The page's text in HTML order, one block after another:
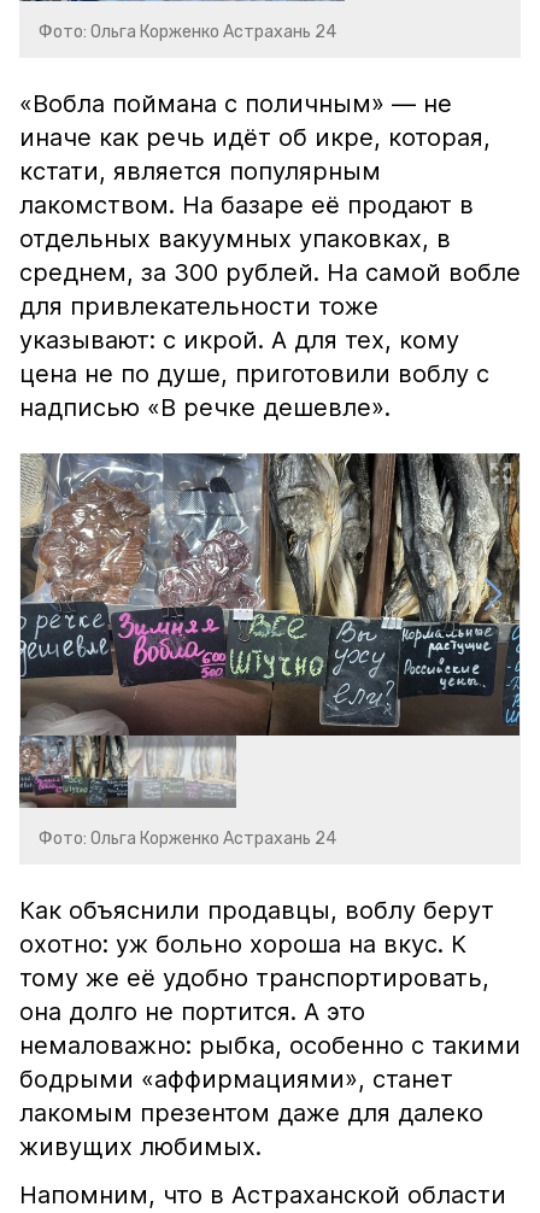
Фото: Ольга Корженко Астрахань 24
«Вобла поймана с поличным» — не
иначе как речь идёт об икре, которая,
кстати, является популярным
лакомством. На базаре её продают в
отдельных вакуумных упаковках, в
среднем, за 300 рублей. На самой вобле
для привлекательности тоже
указывают: с икрой. А для тех, кому
цена не по душе, приготовили воблу с
надписью «В речке дешевле».
Фото: Ольга Корженко Астрахань 24
Как объяснили продавцы, воблу берут
охотно: уж больно хороша на вкус. К
тому же её удобно транспортировать,
она долго не портится. А это
немаловажно: рыбка, особенно с такими
бодрыми «аффирмациями», станет
лакомым презентом даже для далеко
живущих любимых.
Напомним, что в Астраханской области